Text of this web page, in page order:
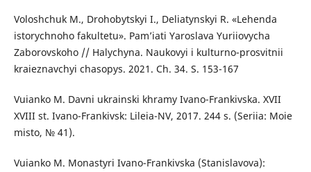
Voloshchuk M., Drohobytskyi I., Deliatynskyi R. «Lehenda
istorychnoho fakultetu». Pam’iati Yaroslava Yuriiovycha
Zaborovskoho // Halychyna. Naukovyi i kulturno-prosvitnii
kraieznavchyi chasopys. 2021. Ch. 34. S. 153-167
Vuianko M. Davni ukrainski khramy Ivano-Frankivska. XVII
XVIII st. Ivano-Frankivsk: Lileia-NV, 2017. 244 s. (Seriia: Moie
misto, № 41).
Vuianko M. Monastyri Ivano-Frankivska (Stanislavova):